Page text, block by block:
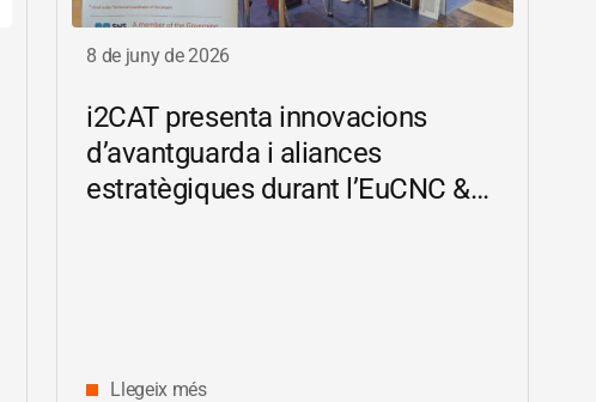
8 de juny de 2026
i2CATpresenta innovacions
d’avantguarda i aliances
estratègiques durant l’EuCNC &
Llegeix més